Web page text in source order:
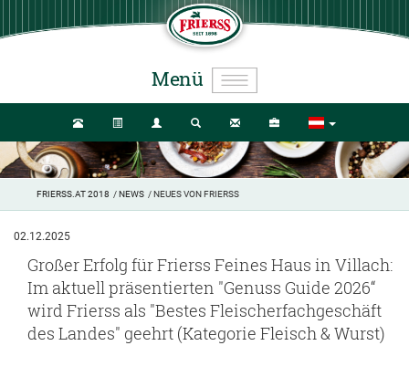
Menü
FRIERSS.AT 2018 /NEWS / NEUES VON FRIERSS
02.12.2025
Großer Erfolg für Frierss Feines Haus in Villach:
Im aktuell präsentierten "Genuss Guide 2026“
wird Frierss als "Bestes Fleischerfachgeschäft
des Landes" geehrt (Kategorie Fleisch & Wurst)